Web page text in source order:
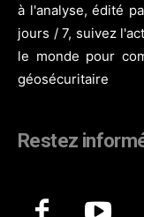
à l'analyse, édité
jours / 7, suivez
le monde pour
géosécuritaire
Restez